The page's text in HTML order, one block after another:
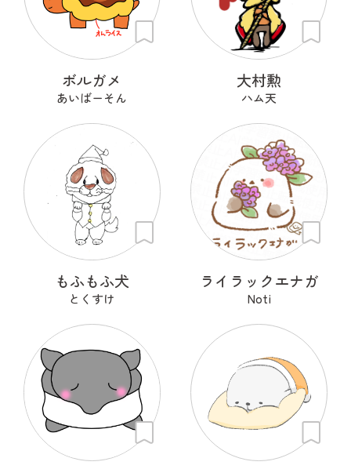
ボルガメ
あいばーそん
大村勲
ハム天
もふもふ犬
とくすけ
ライラックエナガ
Noti